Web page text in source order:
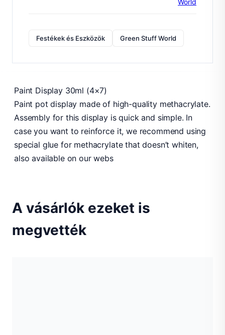
Festékek és Eszközök Green Stuff World
Paint Display 30ml (4×7)
Paint pot display made of high-quality methacrylate.
Assembly for this display is quick and simple. In
case you want to reinforce it, we recommend using
special glue for methacrylate that doesn’t whiten,
also available on our webs
A vásárlók ezeket is
megvették